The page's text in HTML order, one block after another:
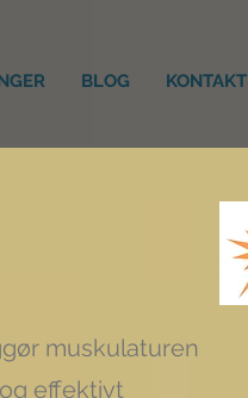
BLOG KONTAKT
muskulaturen
effektivt